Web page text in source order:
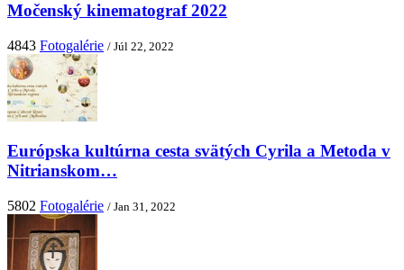
Močenský kinematograf 2022
4843 Fotogalérie / Júl 22, 2022
Európska kultúrna cesta svätých Cyrila a Metoda v
Nitrianskom…
5802 Fotogalérie / Jan 31, 2022